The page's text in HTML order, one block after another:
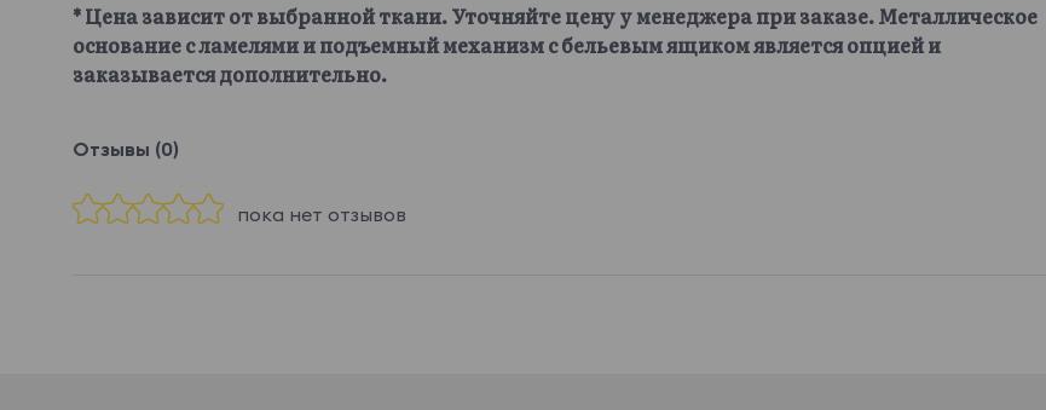
* Цена зависит от выбранной ткани. Уточняйте цену у менеджера при заказе. Металлическое
основание с ламелями и подъемный механизм с бельевым ящиком является опцией и
заказывается дополнительно.
Отзывы (0)
пока нет отзывов